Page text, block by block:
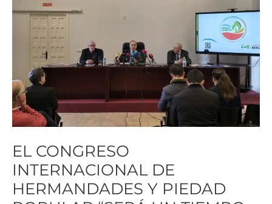
EL CONGRESO
INTERNACIONAL DE
HERMANDADES Y PIEDAD
HERMANDADES
PIEDAD
POPULAR
“SERÁ
UN
TIEMPO
ENCUENTRO,
CELEBRACIÓN
Y